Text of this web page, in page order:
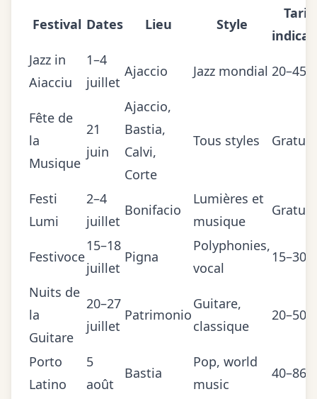
Festival Dates Lieu Style
Tarif
Jazz in
Aiacciu
1–4
juillet
Ajaccio Jazz mondial 20–45 €
Fête de
la
Musique
21
juin
Ajaccio,
Bastia,
Calvi,
Corte
Tous styles Gratuit
Festi
Lumi
2–4
juillet
Bonifacio
Lumières et
musique
Gratuit
Festivoce
15–18
juillet
Pigna
Polyphonies,
vocal
15–30 €
Nuits de
la
Guitare
20–27
juillet
Patrimonio
Guitare,
classique
20–50 €
Porto
Latino
5
août
Bastia
Pop, world
music
40–86 €